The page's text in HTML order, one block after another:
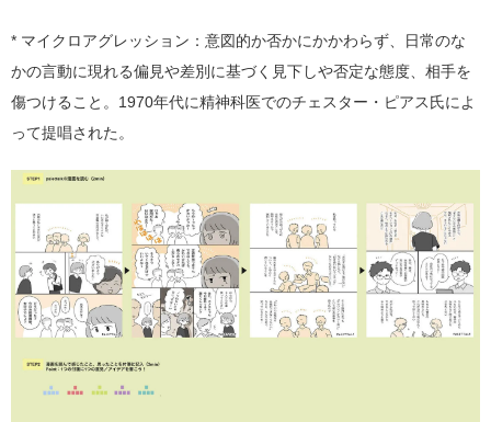
* マイクロアグレッション：意図的か否かにかかわらず、日常のな
かの言動に現れる偏見や差別に基づく見下しや否定な態度、相手を
傷つけること。1970年代に精神科医でのチェスター・ピアス氏によ
って提唱された。